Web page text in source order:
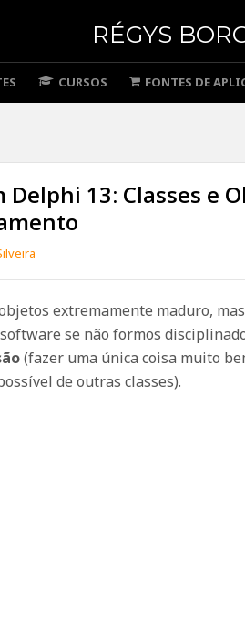
RÉGYS
CURSOS FONTES DE
Delphi 13: Classes e
extremamente maduro,
se não formos
(fazer uma única coisa muito
de outras classes).